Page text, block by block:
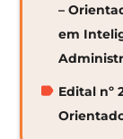
–
em
Edital nº